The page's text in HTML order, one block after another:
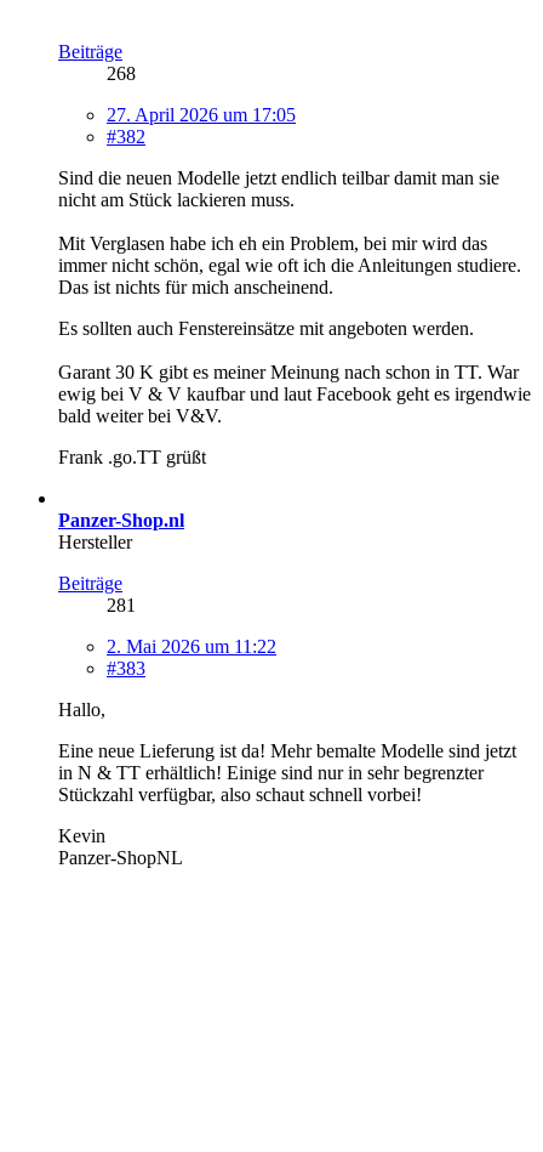
Beiträge
268
27. April 2026 um 17:05
#382
Sind die neuen Modelle jetzt endlich teilbar damit man sie
nicht am Stück lackieren muss.
Mit Verglasen habe ich eh ein Problem, bei mir wird das
immer nicht schön, egal wie oft ich die Anleitungen studiere.
Das ist nichts für mich anscheinend.
Es sollten auch Fenstereinsätze mit angeboten werden.
Garant 30 K gibt es meiner Meinung nach schon in TT. War
ewig bei V & V kaufbar und laut Facebook geht es irgendwie
bald weiter bei V&V.
Frank .go.TT grüßt
Panzer-Shop.nl
Hersteller
Beiträge
281
2. Mai 2026 um 11:22
#383
Hallo,
Eine neue Lieferung ist da! Mehr bemalte Modelle sind jetzt
in N & TT erhältlich! Einige sind nur in sehr begrenzter
Stückzahl verfügbar, also schaut schnell vorbei!
Kevin
Panzer-ShopNL